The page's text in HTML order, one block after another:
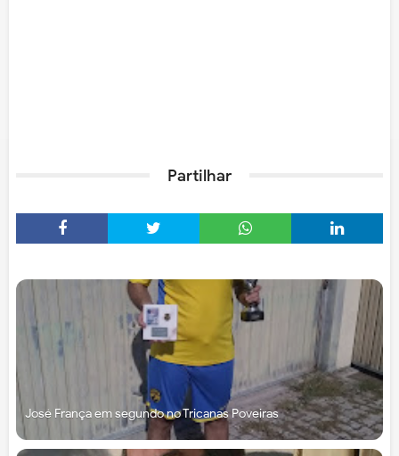
Partilhar
José França em segundo no Tricanas Poveiras